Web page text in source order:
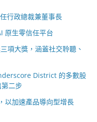
行政總裁兼董事長
原生零信任平台
項大獎，涵蓋社交聆聽、
District 的多數股
二步
以加速產品導向型增長